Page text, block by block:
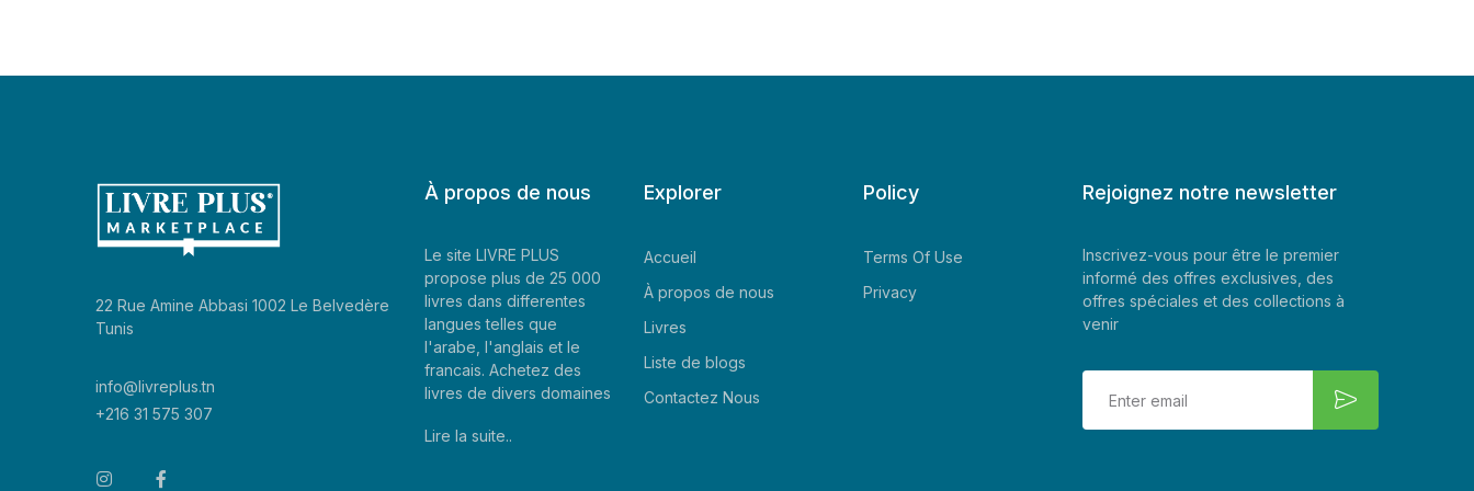
22 Rue Amine Abbasi 1002 Le Belvedère
Tunis
info@livreplus.tn
+216 31 575 307
À propos de nous
Le site LIVRE PLUS
propose plus de 25 000
livres dans differentes
langues telles que
l'arabe, l'anglais et le
francais. Achetez des
livres de divers domaines
Lire la suite..
Explorer
Accueil
À propos de nous
Livres
Liste de blogs
Contactez Nous
Policy
Terms Of Use
Privacy
Rejoignez notre newsletter
Inscrivez-vous pour être le premier
informé des offres exclusives, des
offres spéciales et des collections à
venir